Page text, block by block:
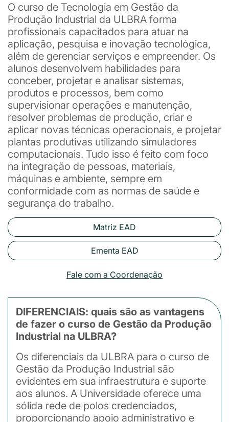
O curso de Tecnologia em Gestão da
Produção Industrial da ULBRA forma
profissionais capacitados para atuar na
aplicação, pesquisa e inovação tecnológica,
além de gerenciar serviços e empreender. Os
alunos desenvolvem habilidades para
conceber, projetar e analisar sistemas,
produtos e processos, bem como
supervisionar operações e manutenção,
resolver problemas de produção, criar e
aplicar novas técnicas operacionais, e projetar
plantas produtivas utilizando simuladores
computacionais. Tudo isso é feito com foco
na integração de pessoas, materiais,
máquinas e ambiente, sempre em
conformidade com as normas de saúde e
segurança do trabalho.
Matriz EAD
Ementa EAD
Fale com a Coordenação
DIFERENCIAIS: quais são as vantagens
de fazer o curso de Gestão da Produção
Industrial na ULBRA?
Os diferenciais da ULBRA para o curso de
Gestão da Produção Industrial são
evidentes em sua infraestrutura e suporte
aos alunos. A Universidade oferece uma
sólida rede de polos credenciados,
proporcionando apoio administrativo e